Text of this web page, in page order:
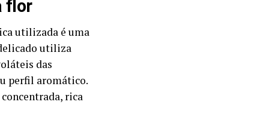
flor
utilizada é uma
utiliza
das
perfil aromático.
rica